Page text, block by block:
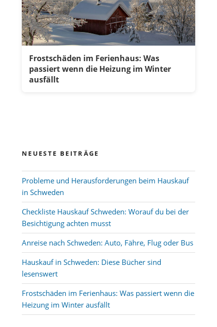
Frostschäden im Ferienhaus: Was
passiert wenn die Heizung im Winter
ausfällt
NEUESTE BEITRÄGE
Probleme und Herausforderungen beim Hauskauf
in Schweden
Checkliste Hauskauf Schweden: Worauf du bei der
Besichtigung achten musst
Anreise nach Schweden: Auto, Fähre, Flug oder Bus
Hauskauf in Schweden: Diese Bücher sind
lesenswert
Frostschäden im Ferienhaus: Was passiert wenn die
Heizung im Winter ausfällt